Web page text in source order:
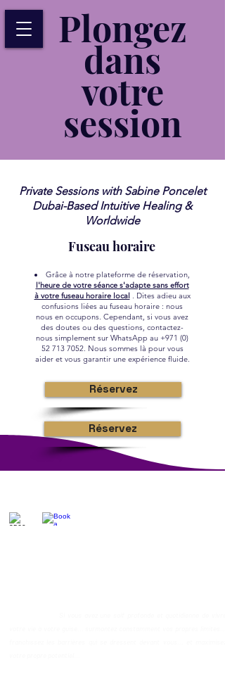
Plongez
dans
votre
session
Private Sessions with Sabine Poncelet
Dubai-Based Intuitive Healing &
Worldwide
Fuseau horaire
Grâce à notre plateforme de réservation,
l'heure de votre séance s'adapte sans effort
à votre fuseau horaire local . Dites adieu aux
confusions liées au fuseau horaire : nous
nous en occupons. Cependant, si vous avez
des doutes ou des questions, contactez-
nous simplement sur WhatsApp au +971 (0)
52 713 7052. Nous sommes là pour vous
aider et vous garantir une expérience fluide.
Réservez
Réservez